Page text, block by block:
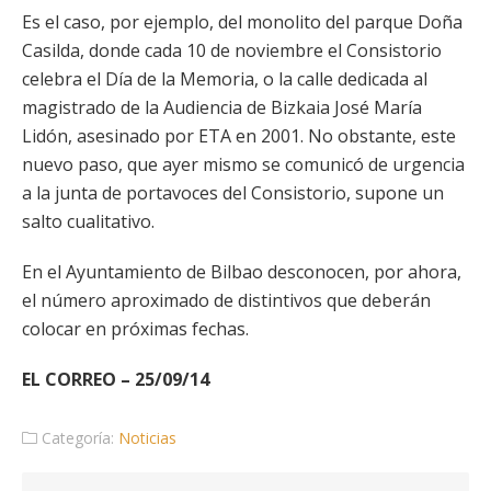
Es el caso, por ejemplo, del monolito del parque Doña
Casilda, donde cada 10 de noviembre el Consistorio
celebra el Día de la Memoria, o la calle dedicada al
magistrado de la Audiencia de Bizkaia José María
Lidón, asesinado por ETA en 2001. No obstante, este
nuevo paso, que ayer mismo se comunicó de urgencia
a la junta de portavoces del Consistorio, supone un
salto cualitativo.
En el Ayuntamiento de Bilbao desconocen, por ahora,
el número aproximado de distintivos que deberán
colocar en próximas fechas.
EL CORREO – 25/09/14
Categoría: Noticias